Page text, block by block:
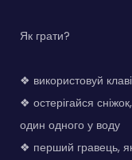
Як грати?
❖ використовуй
❖ остерігайся
один одного у воду
❖ перший гравець,